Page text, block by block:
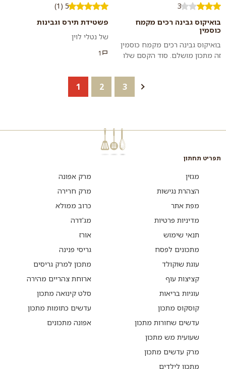
3
בואיקוס גבינה רכים מקמח
כוסמין
בואיקוס גבינה רכים מקמח כוסמין
זה מתכון מושלם. סוד הקסם שלו
שאפשר לשחק עם סוגים שונים
5 (1)
פשטידת תירס וגבינות
של נטלי לוין
1
1 2 3
תפריט תחתון
מגזין
הצהרת נגישות
מפת אתר
מדיניות פרטיות
תנאי שימוש
מתכונים לפסח
עוגת שוקולד
קציצות עוף
עוגיות בריאות
קוסקוס מתכון
עדשים שחורות מתכון
שעועית מש מתכון
מרק עדשים מתכון
מתכון לילדים
מרק אפונה
מרק חרירה
כרוב ממולא
מג'דרה
אורז
גריסי פנינה
מתכון למרק גריסים
ארוחת צהריים מהירה
סלט קינואה מתכון
עדשים כתומות מתכון
אפונה מתכונים